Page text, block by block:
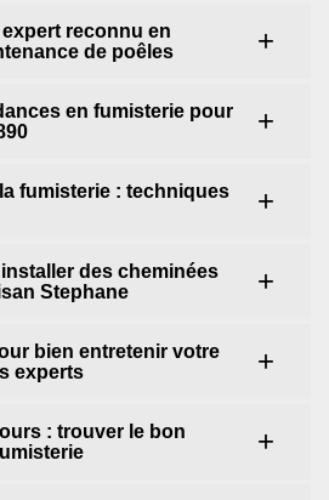
reconnu en
de poêles
en fumisterie pour
fumisterie : techniques
des cheminées
Stephane
bien entretenir votre
experts
: trouver le bon